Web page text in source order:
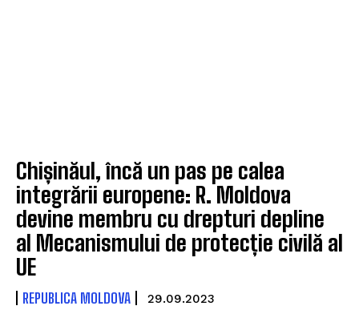
Chișinăul, încă un pas pe calea
integrării europene: R. Moldova
devine membru cu drepturi depline
al Mecanismului de protecție civilă al
UE
REPUBLICA MOLDOVA 29.09.2023